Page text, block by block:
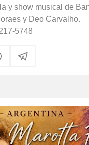
y show musical de
y Deo Carvalho.
5748